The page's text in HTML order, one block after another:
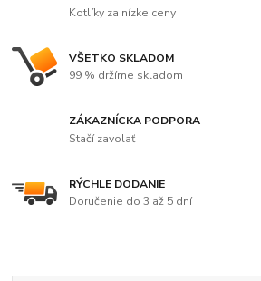
Kotlíky za nízke ceny
VŠETKO SKLADOM
99 % držíme skladom
ZÁKAZNÍCKA PODPORA
Stačí zavolať
RÝCHLE DODANIE
Doručenie do 3 až 5 dní